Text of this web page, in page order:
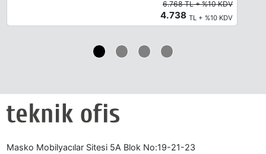
6.768 TL + %10 KDV
4.738 TL + %10 KDV
Masko Mobilyacılar Sitesi 5A Blok No:19-21-23